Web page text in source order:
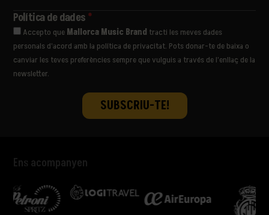
ULTRALIGERA
VËNKMAN
VIVA SUECIA
YES AND MAYBE
Política de dades *
Accepto que Mallorca Music Brand tracti les meves dades
personals d’acord amb la política de privacitat. Pots donar-te de baixa o
canviar les teves preferències sempre que vulguis a través de l’enllaç de la
newsletter.
Ens acompanyen